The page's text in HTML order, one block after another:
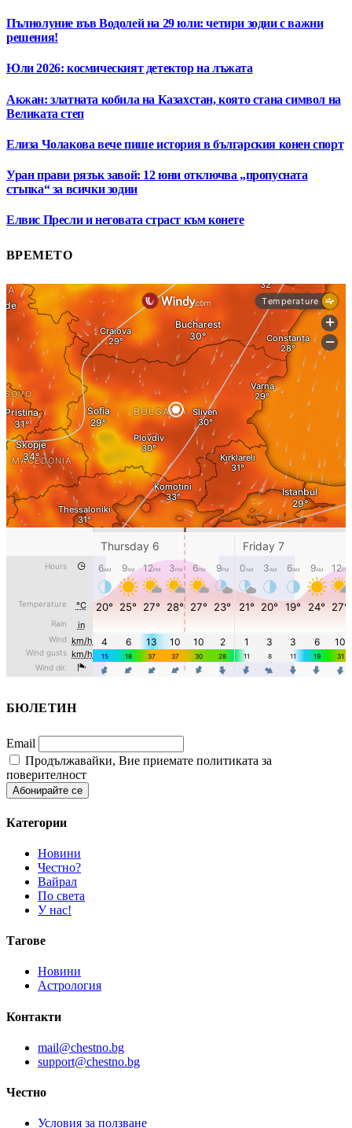
Пълнолуние във Водолей на 29 юли: четири зодии с важни
решения!
Юли 2026: космическият детектор на лъжата
Акжан: златната кобила на Казахстан, която стана символ на
Великата степ
Елиза Чолакова вече пише история в българския конен спорт
Уран прави рязък завой: 12 юни отключва „пропусната
стъпка“ за всички зодии
Елвис Пресли и неговата страст към конете
ВРЕМЕТО
БЮЛЕТИН
Email
Продължавайки, Вие приемате политиката за
поверителност
Категории
Новини
Честно?
Вайрал
По света
У нас!
Тагове
Новини
Астрология
Контакти
mail@chestno.bg
support@chestno.bg
Честно
Условия за ползване